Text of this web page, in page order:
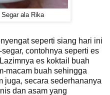
ala Rika
seperti siang hari ini
contohnya seperti es
es koktail buah
macam buah sehingga
juga, secara sederhananya
dan asam yang